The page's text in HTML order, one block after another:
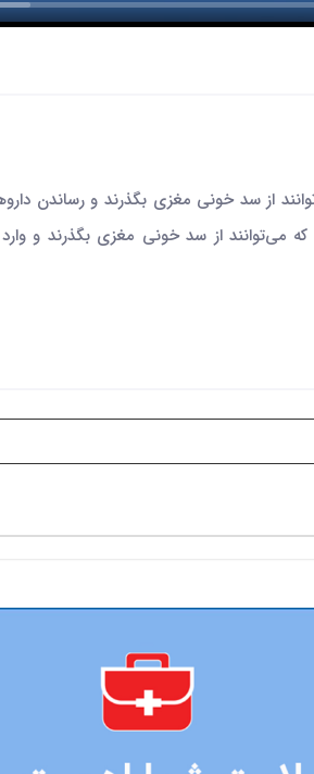
از سد خونی مغزی بگذرند و رساندن
که می‌توانند از سد خونی مغزی بگذرند و